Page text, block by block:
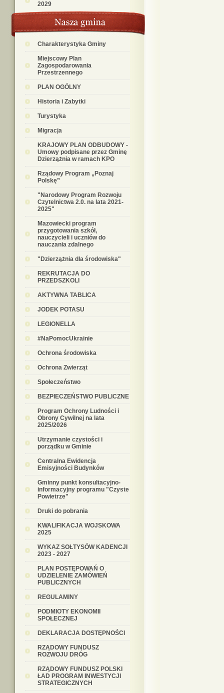
2029
Charakterystyka Gminy
Miejscowy Plan
Zagospodarowania
Przestrzennego
PLAN OGÓLNY
Historia i Zabytki
Turystyka
Migracja
KRAJOWY PLAN ODBUDOWY -
Umowy podpisane przez Gminę
Dzierzążnia w ramach KPO
Rządowy Program „Poznaj
Polskę”
"Narodowy Program Rozwoju
Czytelnictwa 2.0. na lata 2021-
2025"
Mazowiecki program
przygotowania szkół,
nauczycieli i uczniów do
nauczania zdalnego
"Dzierzążnia dla środowiska"
REKRUTACJA DO
PRZEDSZKOLI
AKTYWNA TABLICA
JODEK POTASU
LEGIONELLA
#NaPomocUkrainie
Ochrona środowiska
Ochrona Zwierząt
Społeczeństwo
BEZPIECZEŃSTWO PUBLICZNE
Program Ochrony Ludności i
Obrony Cywilnej na lata
2025/2026
Utrzymanie czystości i
porządku w Gminie
Centralna Ewidencja
Emisyjności Budynków
Gminny punkt konsultacyjno-
informacyjny programu "Czyste
Powietrze"
Druki do pobrania
KWALIFIKACJA WOJSKOWA
2025
WYKAZ SOŁTYSÓW KADENCJI
2023 - 2027
PLAN POSTĘPOWAŃ O
UDZIELENIE ZAMÓWIEŃ
PUBLICZNYCH
REGULAMINY
PODMIOTY EKONOMII
SPOŁECZNEJ
DEKLARACJA DOSTĘPNOŚCI
RZĄDOWY FUNDUSZ
ROZWOJU DRÓG
RZĄDOWY FUNDUSZ POLSKI
ŁAD PROGRAM INWESTYCJI
STRATEGICZNYCH